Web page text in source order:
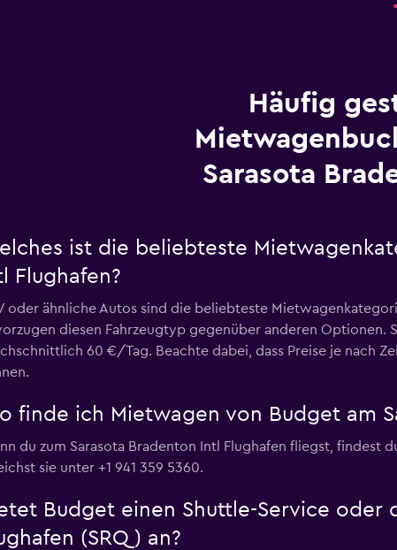
Häufig
Sarasota
ist die beliebteste
Flughafen?
oder ähnliche Autos sind die beliebteste
diesen Fahrzeugtyp gegenüber anderen Optionen.
60 €/Tag. Beachte dabei, dass Preise je nach
finde ich Mietwagen von Budget am
du zum Sarasota Bradenton Intl Flughafen fliegst,
sie unter +1 941 359 5360.
Budget einen Shuttle-Service oder
(SRQ) an?